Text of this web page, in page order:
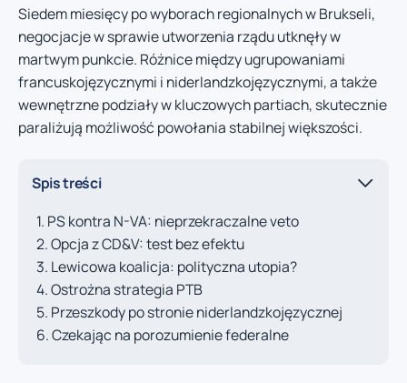
Siedem miesięcy po wyborach regionalnych w Brukseli,
negocjacje w sprawie utworzenia rządu utknęły w
martwym punkcie. Różnice między ugrupowaniami
francuskojęzycznymi i niderlandzkojęzycznymi, a także
wewnętrzne podziały w kluczowych partiach, skutecznie
paraliżują możliwość powołania stabilnej większości.
Spis treści
PS kontra N-VA: nieprzekraczalne veto
Opcja z CD&V: test bez efektu
Lewicowa koalicja: polityczna utopia?
Ostrożna strategia PTB
Przeszkody po stronie niderlandzkojęzycznej
Czekając na porozumienie federalne